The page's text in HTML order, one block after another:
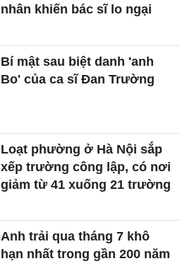
nhân khiến bác sĩ lo ngại
Bí mật sau biệt danh 'anh
Bo' của ca sĩ Đan Trường
Loạt phường ở Hà Nội sắp
xếp trường công lập, có nơi
giảm từ 41 xuống 21 trường
Anh trải qua tháng 7 khô
hạn nhất trong gần 200 năm